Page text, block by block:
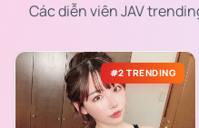
Các diễn viên JAV
#2 TRENDING